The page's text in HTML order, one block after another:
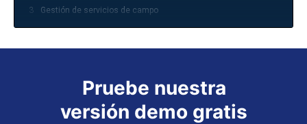
3 Gestión de servicios de campo
Pruebe nuestra
versión demo gratis